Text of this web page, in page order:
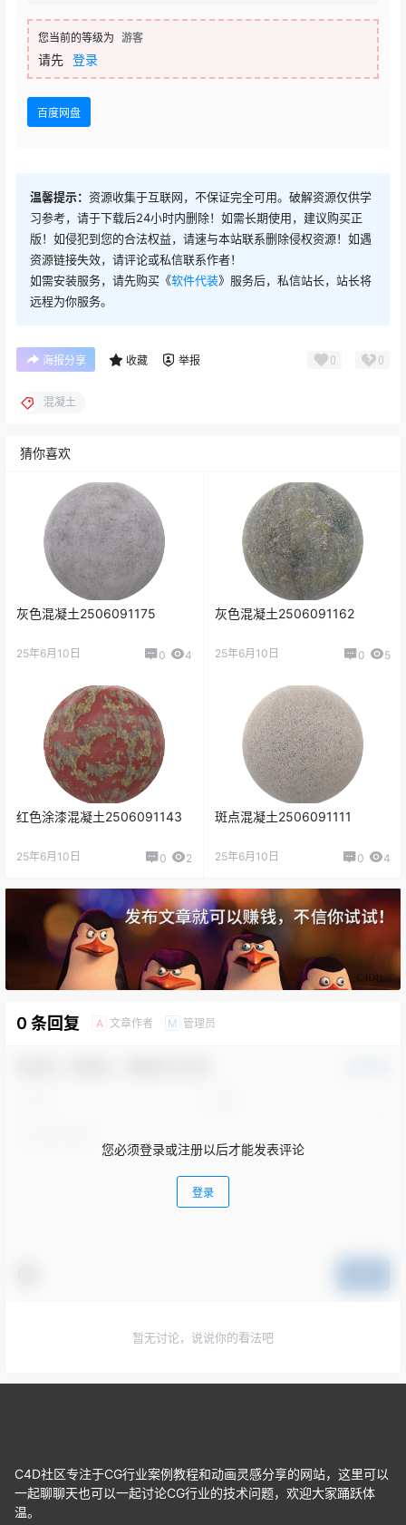
您当前的等级为 游客
请先 登录
百度网盘
温馨提示： 资源收集于互联网，不保证完全可用。破解资源仅供学
习参考，请于下载后24小时内删除！如需长期使用，建议购买正
版！如侵犯到您的合法权益，请速与本站联系删除侵权资源！如遇
资源链接失效，请评论或私信联系作者！
如需安装服务，请先购买《软件代装》服务后，私信站长，站长将
远程为你服务。
海报分享 收藏 举报 0 0
混凝土
猜你喜欢
灰色混凝土2506091175
25年6月10日 0 4
灰色混凝土2506091162
25年6月10日 0 5
红色涂漆混凝土2506091143
25年6月10日 0 2
斑点混凝土2506091111
25年6月10日 0 4
0 条回复 A 文章作者 M 管理员
您必须登录或注册以后才能发表评论
登录
暂无讨论，说说你的看法吧
C4D社区专注于CG行业案例教程和动画灵感分享的网站，这里可以
一起聊聊天也可以一起讨论CG行业的技术问题，欢迎大家踊跃体
温。